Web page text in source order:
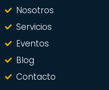
Nosotros
Servicios
Eventos
Blog
Contacto